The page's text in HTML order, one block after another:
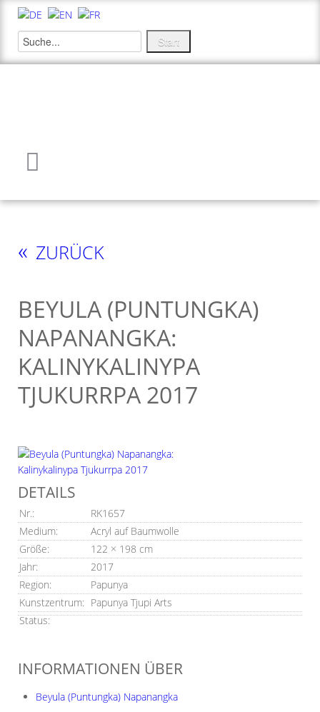
« ZURÜCK
BEYULA (PUNTUNGKA)
NAPANANGKA:
KALINYKALINYPA
TJUKURRPA 2017
DETAILS
Nr.:
RK1657
Medium:
Acryl auf Baumwolle
Größe:
122 × 198 cm
Jahr:
2017
Region:
Papunya
Kunstzentrum: Papunya Tjupi Arts
Status:
INFORMATIONEN ÜBER
Beyula (Puntungka) Napanangka